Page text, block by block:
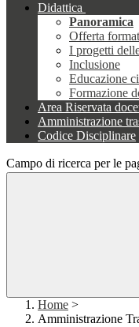
Didattica
Panoramica
Offerta
I progetti
Inclusione
Educazione
Formazione
Area Riservata
Amministrazione
Codice Disciplinare
Campo di ricerca per le
Home >
Amministrazione